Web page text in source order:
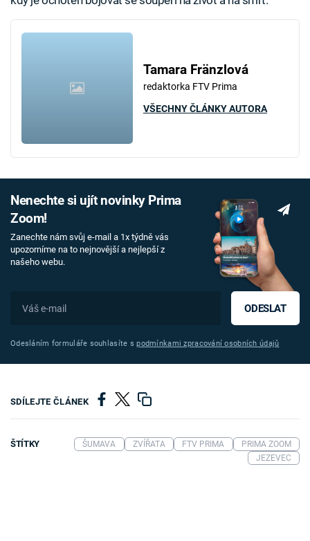
Tamara Fränzlová
redaktorka FTV Prima
VŠECHNY ČLÁNKY AUTORA
Nenechte si ujít novinky Prima
Zoom!
Zanechte nám svůj e-mail a 1x týdně vás
upozorníme na to nejnovější a nejlepší z
našeho webu.
ODESLAT
Odesláním formuláře souhlasíte spodmínkami zpracování osobních údajů
SDÍLEJTE ČLÁNEK
ŠTÍTKY ŠUMAVA ZVÍŘATA FTV PRIMA
PRIMA ZOOM
JEZEVEC